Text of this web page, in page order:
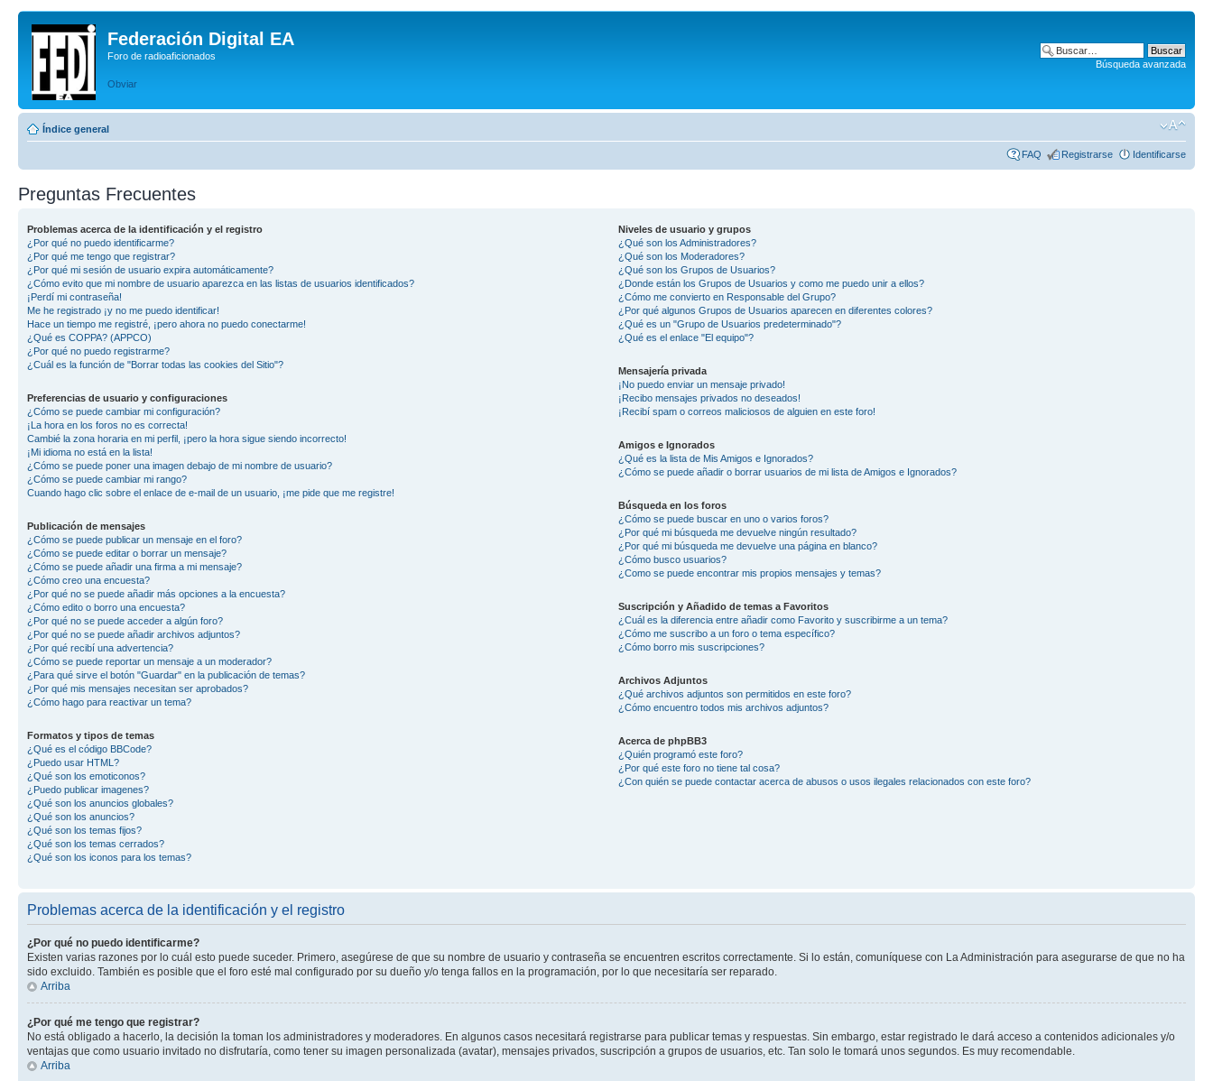
Federación Digital EA
Foro de radioaficionados
Obviar
Búsqueda avanzada
Índice general
FAQ Registrarse Identificarse
Preguntas Frecuentes
Problemas acerca de la identificación y el registro
¿Por qué no puedo identificarme?
¿Por qué me tengo que registrar?
¿Por qué mi sesión de usuario expira automáticamente?
¿Cómo evito que mi nombre de usuario aparezca en las listas de usuarios identificados?
¡Perdí mi contraseña!
Me he registrado ¡y no me puedo identificar!
Hace un tiempo me registré, ¡pero ahora no puedo conectarme!
¿Qué es COPPA? (APPCO)
¿Por qué no puedo registrarme?
¿Cuál es la función de "Borrar todas las cookies del Sitio"?
Preferencias de usuario y configuraciones
¿Cómo se puede cambiar mi configuración?
¡La hora en los foros no es correcta!
Cambié la zona horaria en mi perfil, ¡pero la hora sigue siendo incorrecto!
¡Mi idioma no está en la lista!
¿Cómo se puede poner una imagen debajo de mi nombre de usuario?
¿Cómo se puede cambiar mi rango?
Cuando hago clic sobre el enlace de e-mail de un usuario, ¡me pide que me registre!
Publicación de mensajes
¿Cómo se puede publicar un mensaje en el foro?
¿Cómo se puede editar o borrar un mensaje?
¿Cómo se puede añadir una firma a mi mensaje?
¿Cómo creo una encuesta?
¿Por qué no se puede añadir más opciones a la encuesta?
¿Cómo edito o borro una encuesta?
¿Por qué no se puede acceder a algún foro?
¿Por qué no se puede añadir archivos adjuntos?
¿Por qué recibí una advertencia?
¿Cómo se puede reportar un mensaje a un moderador?
¿Para qué sirve el botón "Guardar" en la publicación de temas?
¿Por qué mis mensajes necesitan ser aprobados?
¿Cómo hago para reactivar un tema?
Formatos y tipos de temas
¿Qué es el código BBCode?
¿Puedo usar HTML?
¿Qué son los emoticonos?
¿Puedo publicar imagenes?
¿Qué son los anuncios globales?
¿Qué son los anuncios?
¿Qué son los temas fijos?
¿Qué son los temas cerrados?
¿Qué son los iconos para los temas?
Niveles de usuario y grupos
¿Qué son los Administradores?
¿Qué son los Moderadores?
¿Qué son los Grupos de Usuarios?
¿Donde están los Grupos de Usuarios y como me puedo unir a ellos?
¿Cómo me convierto en Responsable del Grupo?
¿Por qué algunos Grupos de Usuarios aparecen en diferentes colores?
¿Qué es un "Grupo de Usuarios predeterminado"?
¿Qué es el enlace "El equipo"?
Mensajería privada
¡No puedo enviar un mensaje privado!
¡Recibo mensajes privados no deseados!
¡Recibí spam o correos maliciosos de alguien en este foro!
Amigos e Ignorados
¿Qué es la lista de Mis Amigos e Ignorados?
¿Cómo se puede añadir o borrar usuarios de mi lista de Amigos e Ignorados?
Búsqueda en los foros
¿Cómo se puede buscar en uno o varios foros?
¿Por qué mi búsqueda me devuelve ningún resultado?
¿Por qué mi búsqueda me devuelve una página en blanco?
¿Cómo busco usuarios?
¿Como se puede encontrar mis propios mensajes y temas?
Suscripción y Añadido de temas a Favoritos
¿Cuál es la diferencia entre añadir como Favorito y suscribirme a un tema?
¿Cómo me suscribo a un foro o tema específico?
¿Cómo borro mis suscripciones?
Archivos Adjuntos
¿Qué archivos adjuntos son permitidos en este foro?
¿Cómo encuentro todos mis archivos adjuntos?
Acerca de phpBB3
¿Quién programó este foro?
¿Por qué este foro no tiene tal cosa?
¿Con quién se puede contactar acerca de abusos o usos ilegales relacionados con este foro?
Problemas acerca de la identificación y el registro
¿Por qué no puedo identificarme?
Existen varias razones por lo cuál esto puede suceder. Primero, asegúrese de que su nombre de usuario y contraseña se encuentren escritos correctamente. Si lo están, comuníquese con La Administración para asegurarse de que no ha
sido excluido. También es posible que el foro esté mal configurado por su dueño y/o tenga fallos en la programación, por lo que necesitaría ser reparado.
Arriba
¿Por qué me tengo que registrar?
No está obligado a hacerlo, la decisión la toman los administradores y moderadores. En algunos casos necesitará registrarse para publicar temas y respuestas. Sin embargo, estar registrado le dará acceso a contenidos adicionales y/o
ventajas que como usuario invitado no disfrutaría, como tener su imagen personalizada (avatar), mensajes privados, suscripción a grupos de usuarios, etc. Tan solo le tomará unos segundos. Es muy recomendable.
Arriba